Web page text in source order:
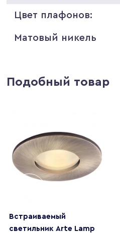
Цвет плафонов:
Матовый никель
Подобный товар
Встраиваемый
светильник Arte Lamp